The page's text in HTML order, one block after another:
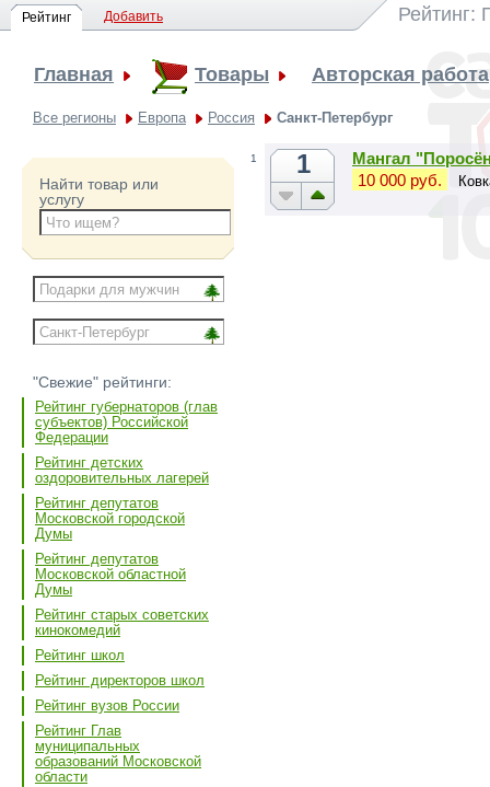
Рейтинг Добавить Рейтинг:
Главная Товары Авторская работа
Все регионы Европа Россия Санкт-Петербург
Найти товар или
услугу
"Свежие" рейтинги:
Рейтинг губернаторов (глав
субъектов) Российской
Федерации
Рейтинг детских
оздоровительных лагерей
Рейтинг депутатов
Московской городской
Думы
Рейтинг депутатов
Московской областной
Думы
Рейтинг старых советских
кинокомедий
Рейтинг школ
Рейтинг директоров школ
Рейтинг вузов России
Рейтинг Глав
муниципальных
образований Московской
области
1 1
Мангал
10 000 руб.